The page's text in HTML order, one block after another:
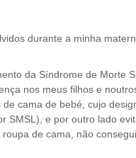
durante a minha
da Síndrome de Morte
nos meus filhos e
cama de bebé, cujo
SMSL), e por outro lado
de cama, não